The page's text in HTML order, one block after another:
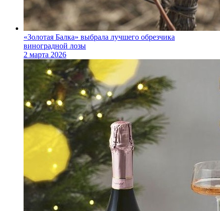
«Золотая Балка» выбрала лучшего обрезчика
виноградной лозы
2 марта 2026